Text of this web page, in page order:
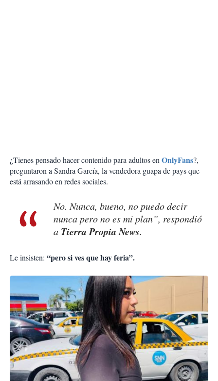
¿Tienes pensado hacer contenido para adultos enOnlyFans?,
preguntaron a Sandra García, la vendedora guapa de pays que
está arrasando en redes sociales.
No. Nunca, bueno, no puedo decir
nunca pero no es mi plan”, respondió
a Tierra Propia News.
Le insisten: “pero si ves que hay feria”.